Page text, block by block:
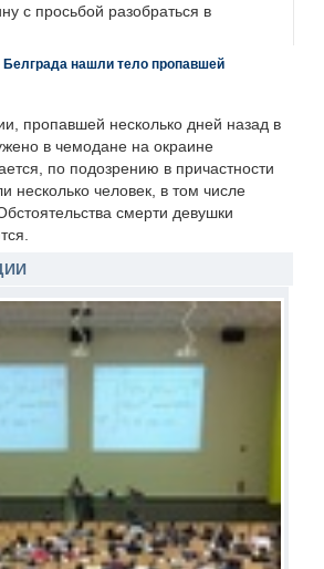
с просьбой разобраться в
Белграда нашли тело пропавшей
пропавшей несколько дней назад в
в чемодане на окраине
по подозрению в причастности
несколько человек, в том числе
смерти девушки